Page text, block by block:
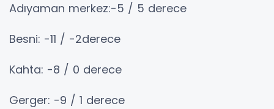
Adıyaman merkez:-5 / 5 derece
Besni: -11 / -2derece
Kahta: -8 / 0 derece
Gerger: -9 / 1 derece